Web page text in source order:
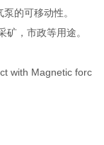
的可移动性。
，市政等用途。
with Magnetic forc